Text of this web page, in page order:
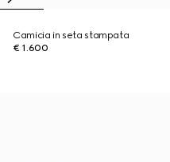
Camicia in seta stampata
€ 1.600